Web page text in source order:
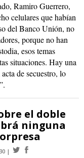
Ramiro Guerrero,
celulares que habían
del Banco Unión, no
porque no han
esos temas
situaciones. Hay una
de secuestro, lo
el doble
ninguna